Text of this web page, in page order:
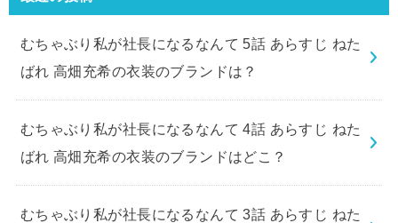
むちゃぶり私が社長になるなんて 5話 あらすじ ねた
ばれ 高畑充希の衣装のブランドは？
むちゃぶり私が社長になるなんて 4話 あらすじ ねた
ばれ 高畑充希の衣装のブランドはどこ？
むちゃぶり私が社長になるなんて 3話 あらすじ ねた